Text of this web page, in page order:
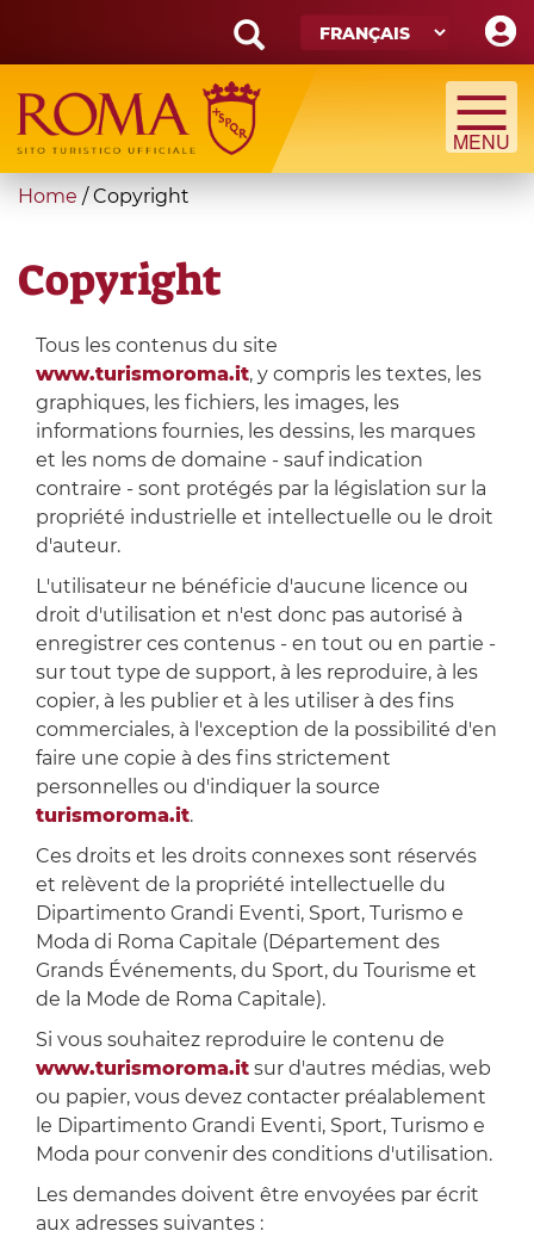
main
content
Search
form
Recherche
You
here
Home /Copyright
Copyright
Tous les contenus du site
www.turismoroma.it, y compris les textes, les
graphiques, les fichiers, les images, les
informations fournies, les dessins, les marques
et les noms de domaine - sauf indication
contraire - sont protégés par la législation sur la
propriété industrielle et intellectuelle ou le droit
d'auteur.
L'utilisateur ne bénéficie d'aucune licence ou
droit d'utilisation et n'est donc pas autorisé à
enregistrer ces contenus - en tout ou en partie -
sur tout type de support, à les reproduire, à les
copier, à les publier et à les utiliser à des fins
commerciales, à l'exception de la possibilité d'en
faire une copie à des fins strictement
personnelles ou d'indiquer la source
turismoroma.it.
Ces droits et les droits connexes sont réservés
et relèvent de la propriété intellectuelle du
Dipartimento Grandi Eventi, Sport, Turismo e
Moda di Roma Capitale (Département des
Grands Événements, du Sport, du Tourisme et
de la Mode de Roma Capitale).
Si vous souhaitez reproduire le contenu de
www.turismoroma.itsur d'autres médias, web
ou papier, vous devez contacter préalablement
le Dipartimento Grandi Eventi, Sport, Turismo e
Moda pour convenir des conditions d'utilisation.
Les demandes doivent être envoyées par écrit
aux adresses suivantes :